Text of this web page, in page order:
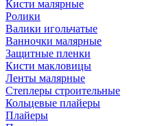
Кисти малярные
Ролики
Валики игольчатые
Ванночки малярные
Защитные пленки
Кисти макловицы
Ленты малярные
Степлеры строительные
Кольцевые плайеры
Плайеры